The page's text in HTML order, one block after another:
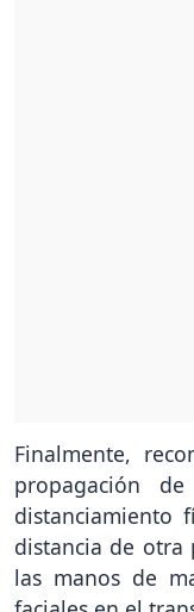
Finalmente,
propagación
distanciamiento
distancia de otra
las manos de